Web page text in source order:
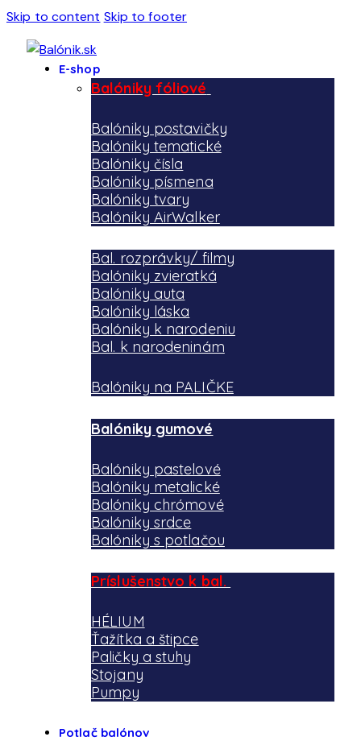
Skip to content Skip to footer
E-shop
Balóniky fóliové
Balóniky postavičky
Balóniky tematické
Balóniky čísla
Balóniky písmena
Balóniky tvary
Balóniky AirWalker
Bal. rozprávky/ filmy
Balóniky zvieratká
Balóniky auta
Balóniky láska
Balóniky k narodeniu
Bal. k narodeninám
Balóniky na PALIČKE
Balóniky gumové
Balóniky pastelové
Balóniky metalické
Balóniky chrómové
Balóniky srdce
Balóniky s potlačou
Príslušenstvo k bal.
HÉLIUM
Ťažítka a štipce
Paličky a stuhy
Stojany
Pumpy
Potlač balónov